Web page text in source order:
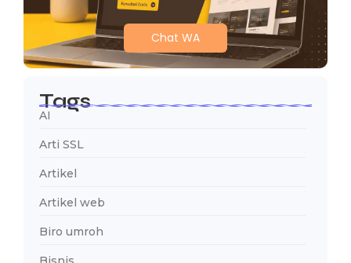
Chat WA
Tags
AI
Arti SSL
Artikel
Artikel web
Biro umroh